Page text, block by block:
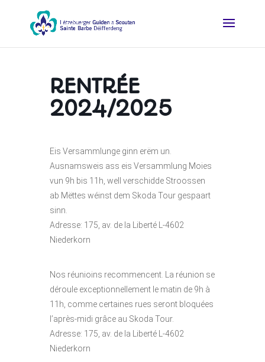
RENTRÉE
2024/2025
Eis Versammlunge ginn erëm un.
Ausnamsweis ass eis Versammlung Moies
vun 9h bis 11h, well verschidde Stroossen
ab Mëttes wéinst dem Skoda Tour gespaart
sinn.
Adresse: 175, av. de la Liberté L-4602
Niederkorn
Nos réunioins recommencent. La réunion se
déroule exceptionnellement le matin de 9h à
11h, comme certaines rues seront bloquées
l’après-midi grâce au Skoda Tour.
Adresse: 175, av. de la Liberté L-4602
Niederkorn